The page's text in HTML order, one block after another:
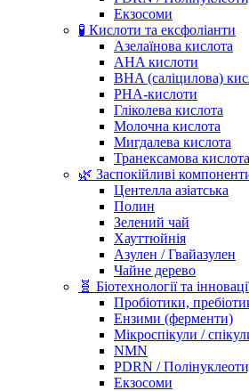
Екзосоми
🧪 Кислоти та ексфоліанти
Азелаїнова кислота
AHA кислоти
BHA (саліцилова)
PHA-кислоти
Гліколева кислота
Молочна кислота
Мигдалева кислота
Транексамова кислота
🌿 Заспокійливі
Центелла азіатська
Полин
Зелений чай
Хауттюйнія
Азулен / Гвайазулен
Чайне дерево
🧬 Біотехнології та
Пробіотики,
Ензими (ферменти)
Мікроспікули /
NMN
PDRN /
Екзосоми